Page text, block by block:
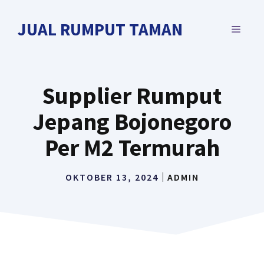
JUAL RUMPUT TAMAN MENU
Supplier Rumput
Jepang Bojonegoro
Per M2 Termurah
OKTOBER 13, 2024 ADMIN